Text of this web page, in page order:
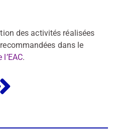
des activités réalisées
dans le
.